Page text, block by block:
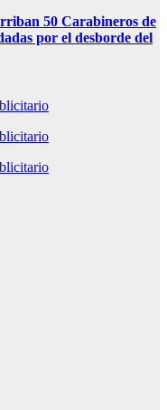
50 Carabineros de
por el desborde del